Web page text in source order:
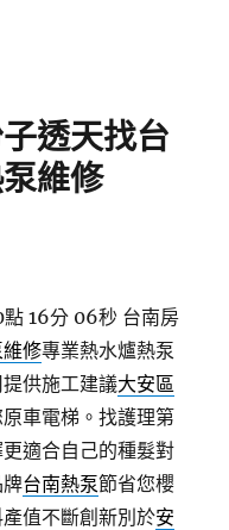
透天找台
維修
點 16分 06秒 台南房
修專業熱水爐熱泵
供施工建議大安區
車電梯。找護理第
適合自己的種髮對
台南熱泵節省您櫻
值不斷創新別於安